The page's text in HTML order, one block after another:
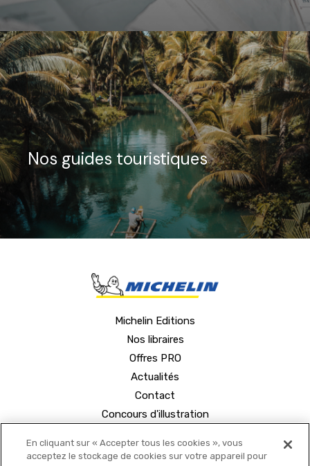
Nos guides touristiques
Michelin Editions
Nos libraires
Offres PRO
Actualités
Contact
Concours d'illustration
En cliquant sur « Accepter tous les cookies », vous
acceptez le stockage de cookies sur votre appareil pour